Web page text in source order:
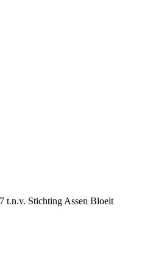
t.n.v. Stichting Assen Bloeit